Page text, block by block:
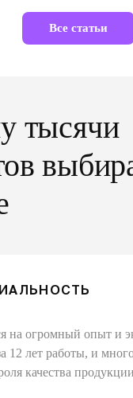
Все статьи
тысячи
на огромный опыт и
12 лет работы, и
качества